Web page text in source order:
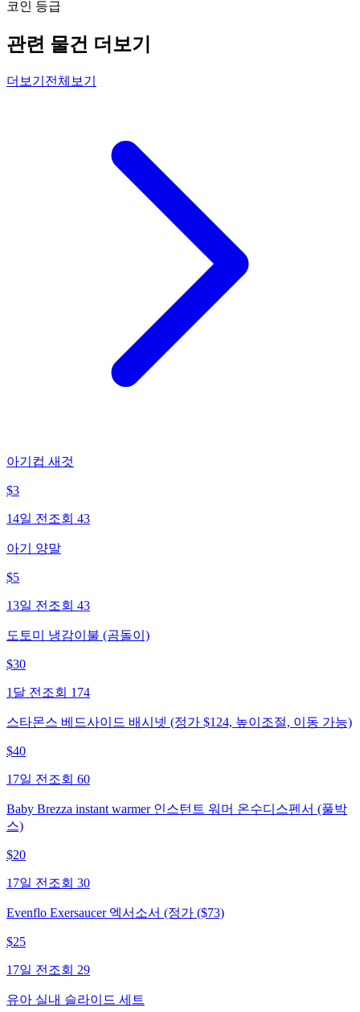
코인 등급
관련 물건 더보기
더보기 전체보기
아기컵 새것
$3
14일 전 조회 43
아기 양말
$5
13일 전 조회 43
도토미 냉감이불 (곰돌이)
$30
1달 전 조회 174
스타몬스 베드사이드 배시넷 (정가 $124, 높이조절, 이동 가능)
$40
17일 전 조회 60
Baby Brezza instant warmer 인스턴트 워머 온수디스펜서 (풀박
스)
$20
17일 전 조회 30
Evenflo Exersaucer 엑서소서 (정가 ($73)
$25
17일 전 조회 29
유아 실내 슬라이드 세트